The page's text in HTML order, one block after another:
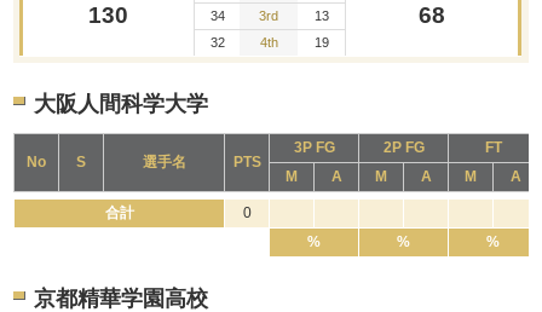
130 68
34
3rd
13
32
4th 19
大阪人間科学大学
No S 選手名 PTS
3P FG 2P FG
FT
M
A M A M A
合計
0
%
% %
京都精華学園高校